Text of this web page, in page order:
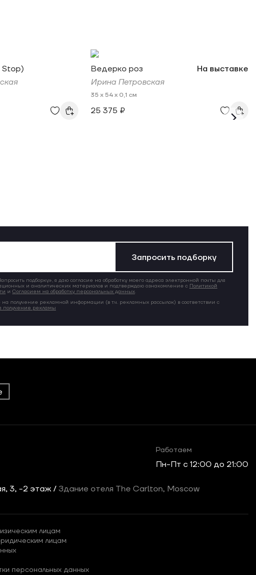
Stop)
Ведерко роз
На выставке
Ирина Петровская
35 x 54 x 0,1 см
25 375 ₽
Запросить подборку
подборку», я даю согласие на обработку моего адреса электронной почты для
и аналитических материалов и подтверждаю ознакомление с Политикой
и Согласием на обработку персональных данных.
получение рекламной информации (в т.ч. рекламных рассылок) в соответствии с
получение рекламы
Работаем
Пн-Пт c 12:00 до 21:00
3, -2 этаж / Здание отеля The Carlton, Moscow
лицам
лицам
персональных данных